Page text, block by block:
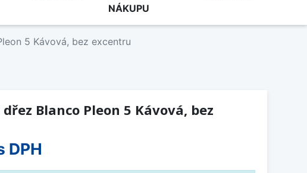
NÁKUPU
5 Kávová, bez excentru
Blanco Pleon 5 Kávová, bez
DPH